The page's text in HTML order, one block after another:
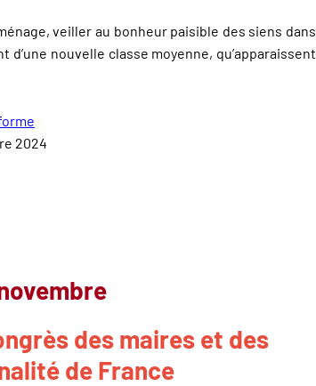
veiller au bonheur paisible des siens dans
d’une nouvelle classe moyenne, qu’apparaissent
2024
des maires et des
de France